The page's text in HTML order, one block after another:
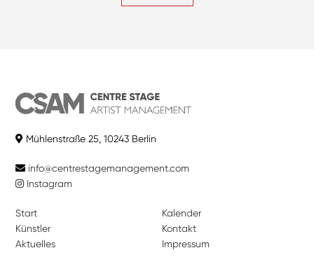
Mühlenstraße 25, 10243 Berlin
info@centrestagemanagement.com
Instagram
Start
Künstler
Aktuelles
Kalender
Kontakt
Impressum